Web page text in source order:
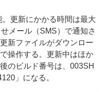
更新にかかる時間は最大
メール（SMS）で通知さ
新ファイルがダウンロー
操作する。更新中はほか
のビルド番号は、003SH
」になる。